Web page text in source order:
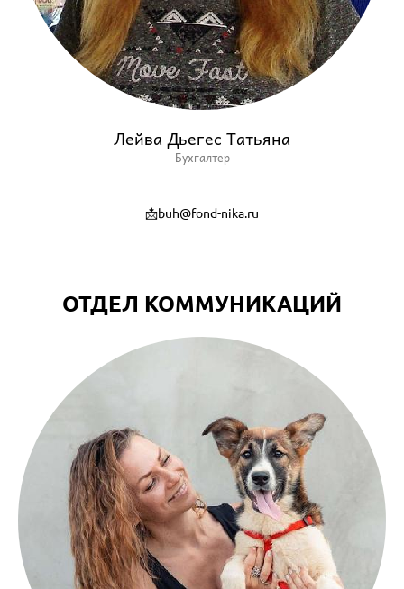
Лейва Дьегес Татьяна
Бухгалтер
📩buh@fond-nika.ru
ОТДЕЛ КОММУНИКАЦИЙ